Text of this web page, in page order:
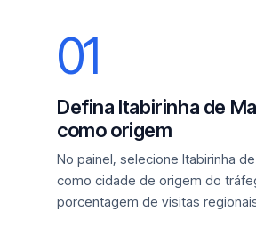
01
Defina Itabirinha de
como origem
No painel, selecione Itabirinha
como cidade de origem do
porcentagem de visitas